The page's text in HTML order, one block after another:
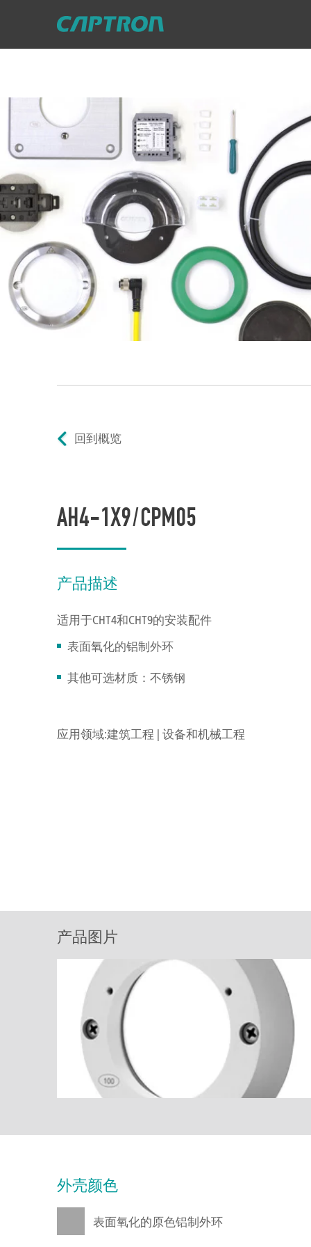
回到概览
AH4-1X9/CPM05
产品描述
适用于CHT4和CHT9的安装配件
表面氧化的铝制外环
其他可选材质：不锈钢
应用领域:建筑工程 | 设备和机械工程
产品图片
外壳颜色
表面氧化的原色铝制外环